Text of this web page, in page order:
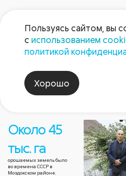
Номер газеты
2025
Герой номера2025
Около 45
тыс. га
орошаемых земель было
во времена СССР в
Моздокском районе.
Пользуясь сайтом, вы
с использованием
политикой
Хорошо